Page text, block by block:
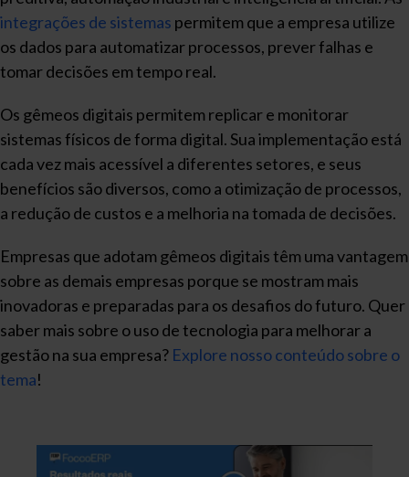
integrações de sistemas permitem que a empresa utilize
os dados para automatizar processos, prever falhas e
tomar decisões em tempo real.
Os gêmeos digitais permitem replicar e monitorar
sistemas físicos de forma digital. Sua implementação está
cada vez mais acessível a diferentes setores, e seus
benefícios são diversos, como a otimização de processos,
a redução de custos e a melhoria na tomada de decisões.
Empresas que adotam gêmeos digitais têm uma vantagem
sobre as demais empresas porque se mostram mais
inovadoras e preparadas para os desafios do futuro. Quer
saber mais sobre o uso de tecnologia para melhorar a
gestão na sua empresa? Explore nosso conteúdo sobre o
tema!